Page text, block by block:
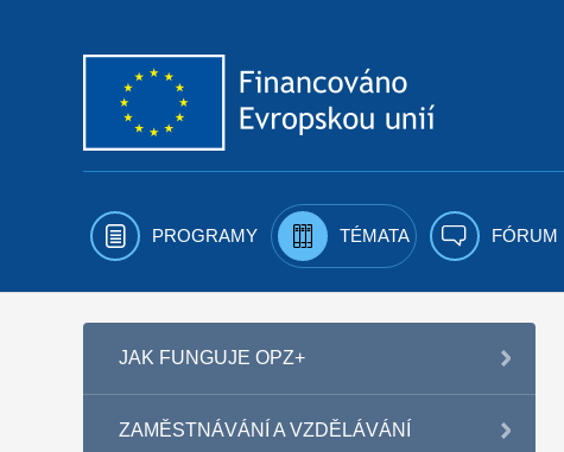
PROGRAMY TÉMATA FÓRUM
JAK FUNGUJE OPZ+
ZAMĚSTNÁVÁNÍ A VZDĚLÁVÁNÍ